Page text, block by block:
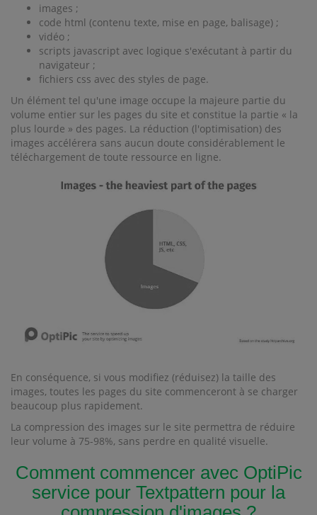
images ;
code html (contenu texte, mise en page, balisage) ;
vidéo ;
scripts javascript avec logique s'exécutant à partir du
navigateur ;
fichiers css avec des styles de page.
Un élément tel qu'une image occupe la majeure partie du
volume entier sur les pages du site et constitue la partie « la
plus lourde » des pages. La réduction (l'optimisation) des
images accélérera sans aucun doute considérablement le
téléchargement de toute ressource en ligne.
En conséquence, si vous modifiez (réduisez) la taille des
images, toutes les pages du site commenceront à se charger
beaucoup plus rapidement.
La compression des images sur le site permettra de réduire
leur volume à 75-98%, sans perdre en qualité visuelle.
Comment commencer avec OptiPic
service pour Textpattern pour la